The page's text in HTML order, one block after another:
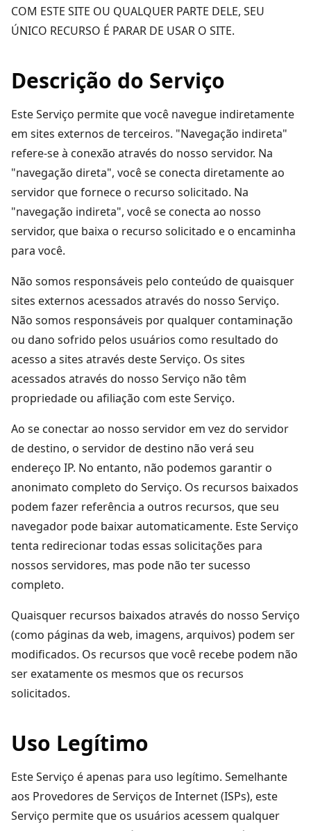
COM ESTE SITE OU QUALQUER PARTE DELE, SEU
ÚNICO RECURSO É PARAR DE USAR O SITE.
Descrição do Serviço
Este Serviço permite que você navegue indiretamente
em sites externos de terceiros. "Navegação indireta"
refere-se à conexão através do nosso servidor. Na
"navegação direta", você se conecta diretamente ao
servidor que fornece o recurso solicitado. Na
"navegação indireta", você se conecta ao nosso
servidor, que baixa o recurso solicitado e o encaminha
para você.
Não somos responsáveis pelo conteúdo de quaisquer
sites externos acessados através do nosso Serviço.
Não somos responsáveis por qualquer contaminação
ou dano sofrido pelos usuários como resultado do
acesso a sites através deste Serviço. Os sites
acessados através do nosso Serviço não têm
propriedade ou afiliação com este Serviço.
Ao se conectar ao nosso servidor em vez do servidor
de destino, o servidor de destino não verá seu
endereço IP. No entanto, não podemos garantir o
anonimato completo do Serviço. Os recursos baixados
podem fazer referência a outros recursos, que seu
navegador pode baixar automaticamente. Este Serviço
tenta redirecionar todas essas solicitações para
nossos servidores, mas pode não ter sucesso
completo.
Quaisquer recursos baixados através do nosso Serviço
(como páginas da web, imagens, arquivos) podem ser
modificados. Os recursos que você recebe podem não
ser exatamente os mesmos que os recursos
solicitados.
Uso Legítimo
Este Serviço é apenas para uso legítimo. Semelhante
aos Provedores de Serviços de Internet (ISPs), este
Serviço permite que os usuários acessem qualquer